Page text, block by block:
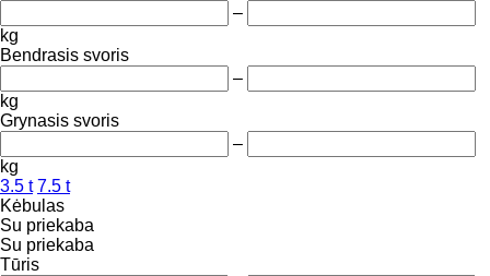
–
kg
Bendrasis svoris
–
kg
Grynasis svoris
–
kg
3.5 t 7.5 t
Kėbulas
Su priekaba
Su priekaba
Tūris